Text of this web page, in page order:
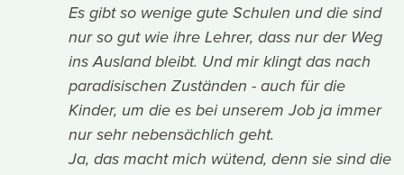
Es gibt so wenige gute Schulen und die sind
nur so gut wie ihre Lehrer, dass nur der Weg
ins Ausland bleibt. Und mir klingt das nach
paradisischen Zuständen - auch für die
Kinder, um die es bei unserem Job ja immer
nur sehr nebensächlich geht.
Ja, das macht mich wütend, denn sie sind die